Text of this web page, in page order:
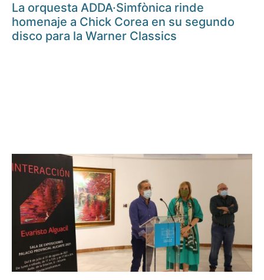
La orquesta ADDA·Simfònica rinde
homenaje a Chick Corea en su segundo
disco para la Warner Classics